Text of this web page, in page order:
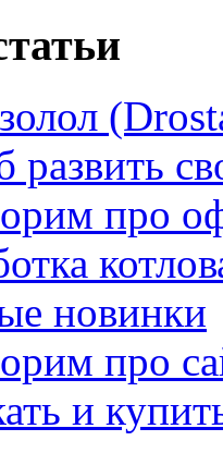
развить
про
новинки
про
и